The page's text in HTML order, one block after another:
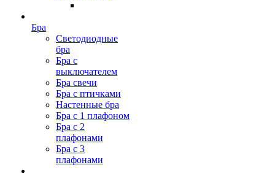
Бра
Светодиодные
бра
Бра с
выключателем
Бра свечи
Бра с птичками
Настенные бра
Бра с 1 плафоном
Бра с 2
плафонами
Бра с 3
плафонами